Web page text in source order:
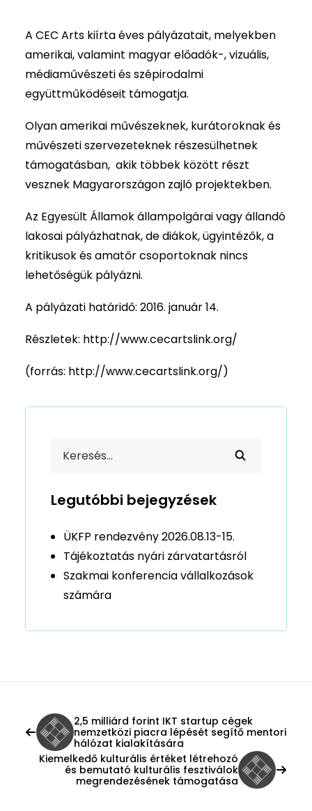
A CEC Arts kiírta éves pályázatait, melyekben
amerikai, valamint magyar előadók-, vizuális,
médiaművészeti és szépirodalmi
együttműködéseit támogatja.
Olyan amerikai művészeknek, kurátoroknak és
művészeti szervezeteknek részesülhetnek
támogatásban, akik többek között részt
vesznek Magyarországon zajló projektekben.
Az Egyesült Államok állampolgárai vagy állandó
lakosai pályázhatnak, de diákok, ügyintézők, a
kritikusok és amatőr csoportoknak nincs
lehetőségük pályázni.
A pályázati határidő: 2016. január 14.
Részletek: http://www.cecartslink.org/
(forrás: http://www.cecartslink.org/)
Legutóbbi bejegyzések
ÜKFP rendezvény 2026.08.13-15.
Tájékoztatás nyári zárvatartásról
Szakmai konferencia vállalkozások
számára
2,5 milliárd forint IKT startup cégek
nemzetközi piacra lépését segítő mentori
hálózat kialakítására
Kiemelkedő kulturális értéket létrehozó
és bemutató kulturális fesztiválok
megrendezésének támogatása